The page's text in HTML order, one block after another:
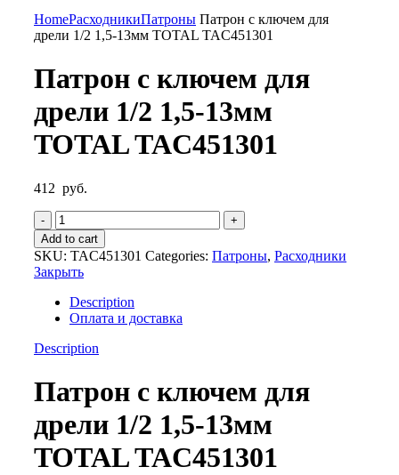
HomeРасходникиПатроны Патрон с ключем для
дрели 1/2 1,5-13мм TOTAL TAC451301
Патрон с ключем для
дрели 1/2 1,5-13мм
TOTAL TAC451301
412 руб.
Патрон
с
ключем
для
дрели
1/2
1,5-
13мм
TOTAL
Add to cart
SKU: TAC451301 Categories: Патроны, Расходники
Закрыть
Description
Оплата и доставка
Description
Патрон с ключем для
дрели 1/2 1,5-13мм
TOTAL TAC451301